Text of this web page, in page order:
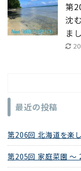
第
沈
ま
最近の投稿
第206回 北海道を楽
第205回 家庭菜園